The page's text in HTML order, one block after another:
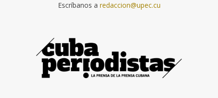
Escríbanos a redaccion@upec.cu